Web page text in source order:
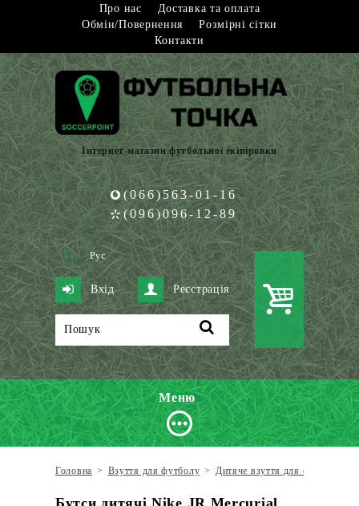
Про нас
Доставка та оплата
Обмін/Повернення
Розмірні сітки
Контакти
Інтернет-магазин футбольної екіпіровки
(066)563-01-16
(096)096-12-89
Укр Рус
Вхід Реєстрація
Меню
Головна > Взуття для футболу > Дитяче взуття для футболу
Бутси дитячі Nike JR Mercurial